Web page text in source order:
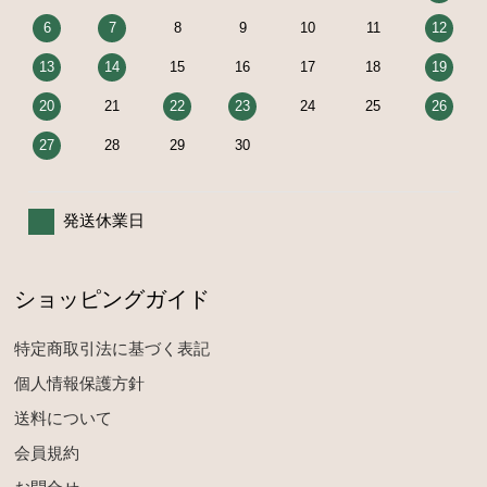
6 7 8 9 10 11 12
13 14 15 16 17 18 19
20 21 22 23 24 25 26
27 28 29 30
発送休業日
ショッピングガイド
特定商取引法に基づく表記
個人情報保護方針
送料について
会員規約